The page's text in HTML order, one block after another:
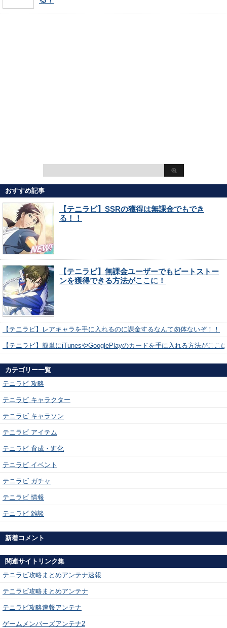
おすすめ記事
【テニラビ】SSRの獲得は無課金でもでき
る！！
【テニラビ】無課金ユーザーでもビートストー
ンを獲得できる方法がここに！
【テニラビ】レアキャラを手に入れるのに課金するなんて勿体ないぞ！！
【テニラビ】簡単にiTunesやGooglePlayのカードを手に入れる方法がここ
カテゴリー一覧
テニラビ 攻略
テニラビ キャラクター
テニラビ キャラソン
テニラビ アイテム
テニラビ 育成・進化
テニラビ イベント
テニラビ ガチャ
テニラビ 情報
テニラビ 雑談
新着コメント
関連サイトリンク集
テニラビ攻略まとめアンテナ速報
テニラビ攻略まとめアンテナ
テニラビ攻略速報アンテナ
ゲームメンバーズアンテナ2